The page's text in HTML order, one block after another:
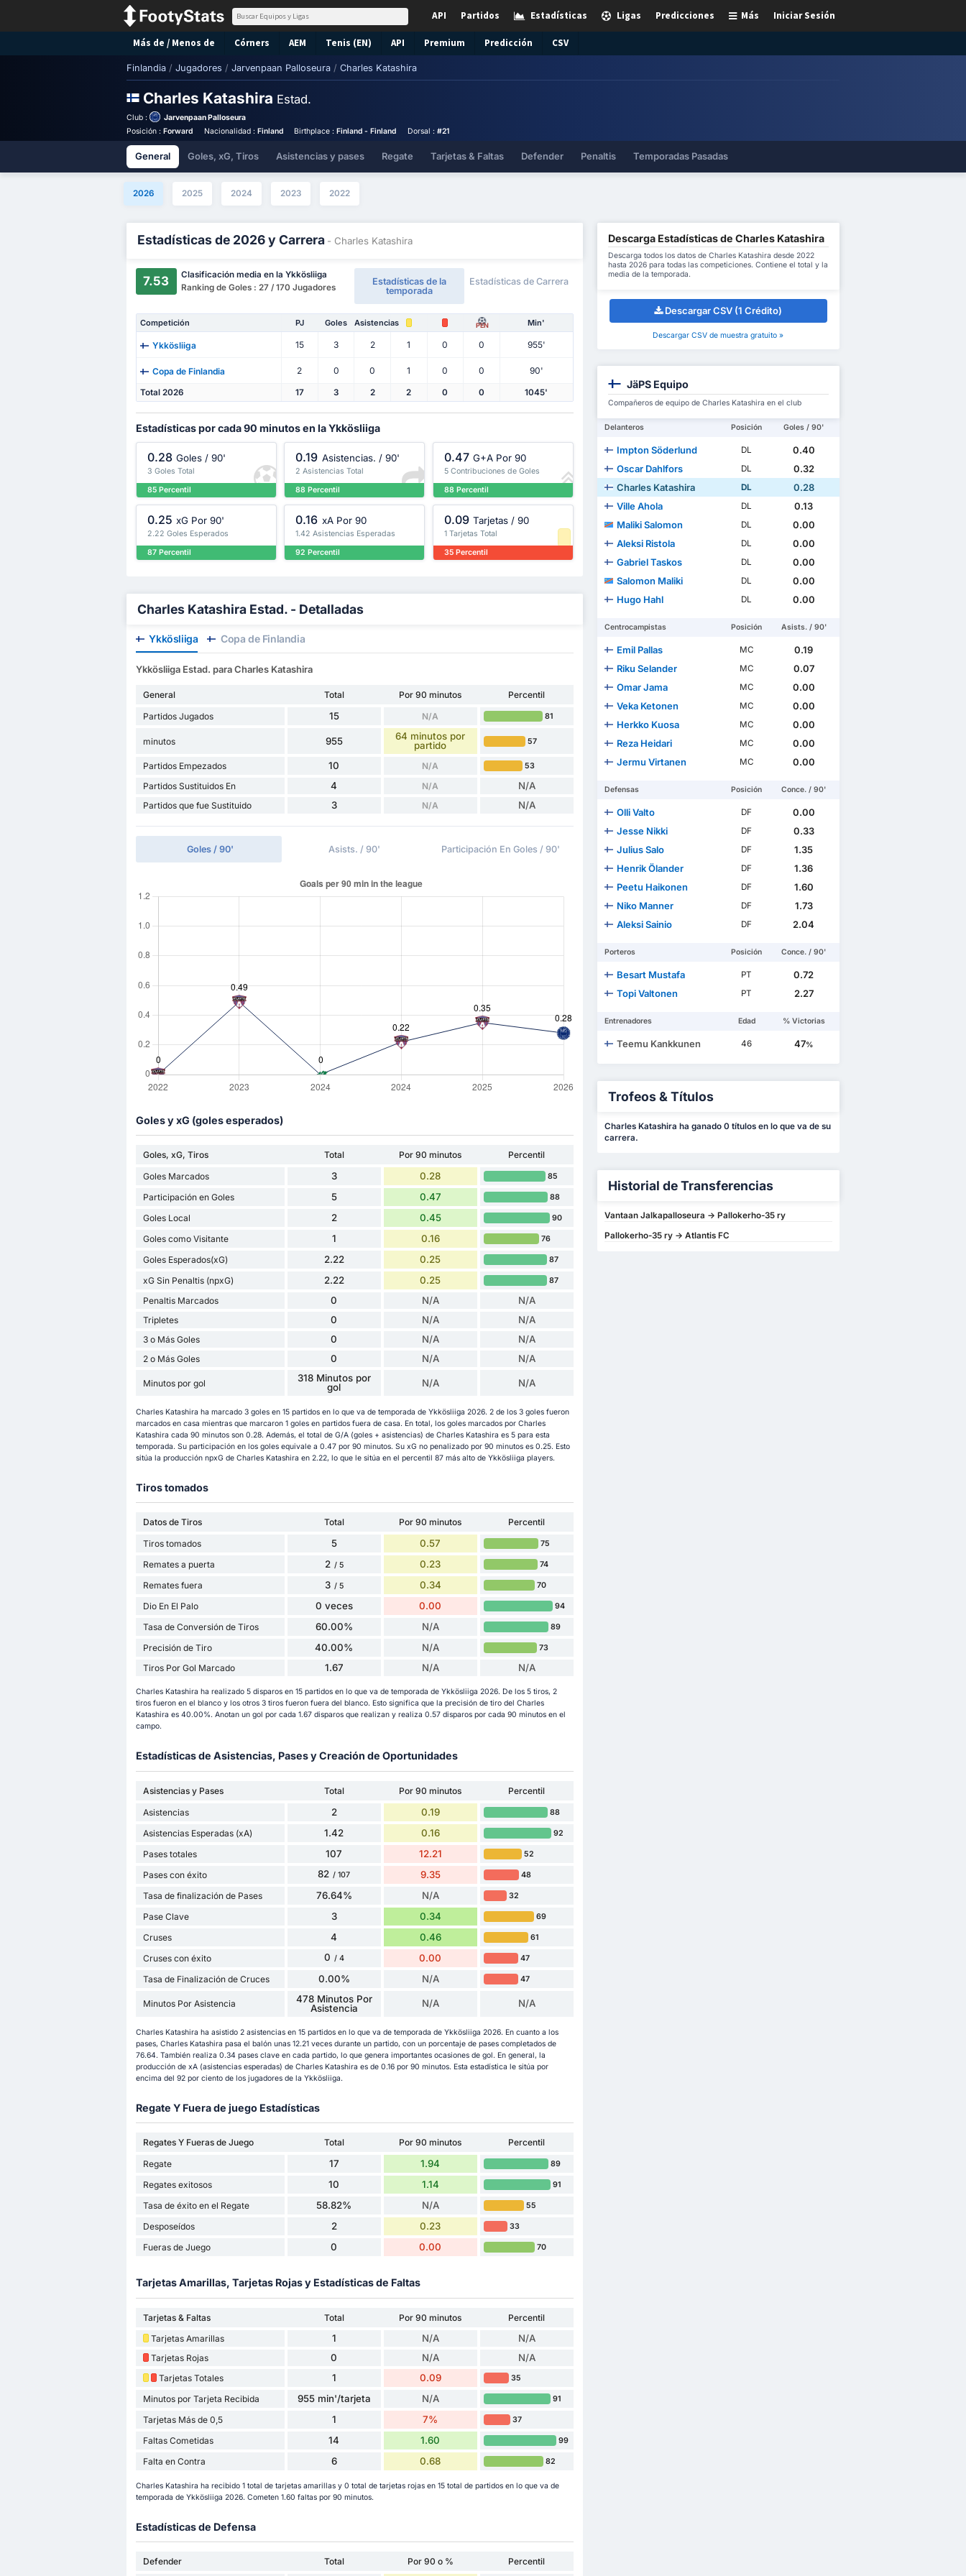
Iniciar Sesión
Más
Predicciones
Ligas
Estadísticas
Partidos
API
Más de / Menos de Córners AEM Tenis (EN) API Premium Predicción CSV
Finlandia / Jugadores / Jarvenpaan Palloseura / Charles Katashira
Charles Katashira Estad.
Club :
Jarvenpaan Palloseura
Posición : Forward Nacionalidad : Finland Birthplace :Finland - Finland Dorsal : #21
General Goles, xG, Tiros Asistencias y pases Regate Tarjetas & Faltas Defender Penaltis Temporadas Pasadas
2026 2025 2024 2023 2022
Estadísticas de 2026 y Carrera - Charles Katashira
7.53
Clasificación media en la Ykkösliiga
Ranking de Goles : 27 / 170 Jugadores
Estadísticas de la
temporada
Estadísticas de Carrera
Competición PJ Goles Asistencias PEN Min'
Ykkösliiga 15 3 2 1 0 0 955'
Copa de Finlandia 2 0 0 1 0 0 90'
Total 2026 17 3 2 2 0 0 1045'
Estadísticas por cada 90 minutos en la Ykkösliiga
0.28 Goles / 90'
3 Goles Total
85 Percentil
0.19 Asistencias. / 90'
2 Asistencias Total
88 Percentil
0.47 G+A Por 90
5 Contribuciones de Goles
88 Percentil
0.25 xG Por 90'
2.22 Goles Esperados
87 Percentil
0.16 xA Por 90
1.42 Asistencias Esperadas
92 Percentil
0.09 Tarjetas / 90
1 Tarjetas Total
35 Percentil
Charles Katashira Estad. - Detalladas
Ykkösliiga Copa de Finlandia
Ykkösliiga Estad. para Charles Katashira
General Total Por 90 minutos
Percentil
Partidos Jugados
15 N/A 81
minutos 955
64 minutos por
partido
57
Partidos Empezados 10 N/A 53
Partidos Sustituidos En 4 N/A N/A
Partidos que fue Sustituido 3 N/A N/A
Goles / 90' Asists. / 90' Participación En Goles / 90'
Goles y xG (goles esperados)
Goles, xG, Tiros Total Por 90 minutos
Percentil
Goles Marcados
3 0.28 85
Participación en Goles 5 0.47 88
Goles Local 2 0.45 90
Goles como Visitante 1 0.16 76
Goles Esperados(xG) 2.22 0.25 87
xG Sin Penaltis (npxG) 2.22 0.25 87
Penaltis Marcados 0 N/A N/A
Tripletes 0 N/A N/A
3 o Más Goles 0 N/A N/A
2 o Más Goles 0 N/A N/A
Minutos por gol
318 Minutos por
gol
N/A N/A
Charles Katashira ha marcado 3 goles en 15 partidos en lo que va de temporada de Ykkösliiga 2026. 2 de los 3 goles fueron
marcados en casa mientras que marcaron 1 goles en partidos fuera de casa. En total, los goles marcados por Charles
Katashira cada 90 minutos son 0.28. Además, el total de G/A (goles + asistencias) de Charles Katashira es 5 para esta
temporada. Su participación en los goles equivale a 0.47 por 90 minutos. Su xG no penalizado por 90 minutos es 0.25. Esto
sitúa la producción npxG de Charles Katashira en 2.22, lo que le sitúa en el percentil 87 más alto de Ykkösliiga players.
Tiros tomados
Datos de Tiros Total Por 90 minutos
Percentil
Tiros tomados
5 0.57 75
Remates a puerta 2 / 5 0.23 74
Remates fuera 3 / 5 0.34 70
Dio En El Palo 0 veces 0.00 94
Tasa de Conversión de Tiros 60.00% N/A 89
Precisión de Tiro 40.00% N/A 73
Tiros Por Gol Marcado 1.67 N/A N/A
Charles Katashira ha realizado 5 disparos en 15 partidos en lo que va de temporada de Ykkösliiga 2026. De los 5 tiros, 2
tiros fueron en el blanco y los otros 3 tiros fueron fuera del blanco. Esto significa que la precisión de tiro del Charles
Katashira es 40.00%. Anotan un gol por cada 1.67 disparos que realizan y realiza 0.57 disparos por cada 90 minutos en el
campo.
Estadísticas de Asistencias, Pases y Creación de Oportunidades
Asistencias y Pases Total Por 90 minutos
Percentil
Asistencias
2 0.19 88
Asistencias Esperadas (xA) 1.42 0.16 92
Pases totales 107 12.21 52
Pases con éxito 82 / 107 9.35 48
Tasa de finalización de Pases 76.64% N/A 32
Pase Clave 3 0.34 69
Cruses 4 0.46 61
Cruses con éxito 0 / 4 0.00 47
Tasa de Finalización de Cruces 0.00% N/A 47
Minutos Por Asistencia
478 Minutos Por
Asistencia
N/A N/A
Charles Katashira ha asistido 2 asistencias en 15 partidos en lo que va de temporada de Ykkösliiga 2026. En cuanto a los
pases, Charles Katashira pasa el balón unas 12.21 veces durante un partido, con un porcentaje de pases completados de
76.64. También realiza 0.34 pases clave en cada partido, lo que genera importantes ocasiones de gol. En general, la
producción de xA (asistencias esperadas) de Charles Katashira es de 0.16 por 90 minutos. Esta estadística le sitúa por
encima del 92 por ciento de los jugadores de la Ykkösliiga.
Regate Y Fuera de juego Estadísticas
Regates Y Fueras de Juego Total Por 90 minutos
Percentil
Regate
17 1.94 89
Regates exitosos 10 1.14 91
Tasa de éxito en el Regate 58.82% N/A 55
Desposeídos 2 0.23 33
Fueras de Juego 0 0.00 70
Tarjetas Amarillas, Tarjetas Rojas y Estadísticas de Faltas
Tarjetas & Faltas Total Por 90 minutos
Percentil
Tarjetas Amarillas
1 N/A N/A
Tarjetas Rojas 0 N/A N/A
Tarjetas Totales 1 0.09 35
Minutos por Tarjeta Recibida 955 min'/tarjeta N/A 91
Tarjetas Más de 0,5 1 7% 37
Faltas Cometidas 14 1.60 99
Falta en Contra 6 0.68 82
Charles Katashira ha recibido 1 total de tarjetas amarillas y 0 total de tarjetas rojas en 15 total de partidos en lo que va de
temporada de Ykkösliiga 2026. Cometen 1.60 faltas por 90 minutos.
Estadísticas de Defensa
Defender Total Por 90 o % Percentil
Descarga Estadísticas de Charles Katashira
Descarga todos los datos de Charles Katashira desde 2022
hasta 2026 para todas las competiciones. Contiene el total y la
media de la temporada.
Descargar CSV (1 Crédito)
Descargar CSV de muestra gratuito »
JäPS Equipo
Compañeros de equipo de Charles Katashira en el club
Delanteros Posición Goles / 90'
Impton Söderlund DL
0.40
Oscar Dahlfors
DL
0.32
Charles Katashira
DL
0.28
Ville Ahola
DL
0.13
Maliki Salomon
DL
0.00
Aleksi Ristola
DL
0.00
Gabriel Taskos
DL
0.00
Salomon Maliki
DL
0.00
Hugo Hahl
DL 0.00
Centrocampistas Posición Asists. / 90'
Emil Pallas MC
0.19
Riku Selander
MC
0.07
Omar Jama
MC
0.00
Veka Ketonen
MC
0.00
Herkko Kuosa
MC
0.00
Reza Heidari
MC
0.00
Jermu Virtanen
MC 0.00
Defensas Posición Conce. / 90'
Olli Valto DF
0.00
Jesse Nikki
DF
0.33
Julius Salo
DF
1.35
Henrik Ölander
DF
1.36
Peetu Haikonen
DF
1.60
Niko Manner
DF
1.73
Aleksi Sainio
DF 2.04
Porteros Posición Conce. / 90'
Besart Mustafa PT
0.72
Topi Valtonen
PT 2.27
Entrenadores Edad % Victorias
Teemu Kankkunen 46 47%
Trofeos & Títulos
Charles Katashira ha ganado 0 títulos en lo que va de su
carrera.
Historial de Transferencias
Vantaan Jalkapalloseura -> Pallokerho-35 ry
Pallokerho-35 ry -> Atlantis FC